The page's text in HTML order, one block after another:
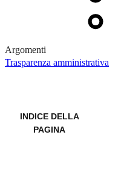
Argomenti
Trasparenza amministrativa
INDICE DELLA
PAGINA